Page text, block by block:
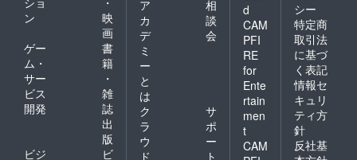
ン
映
画
ゲー
ム・
サー
ビス
開発
書
籍
・
雑
誌
出
版
ビジ
ビ
ア
カ
デ
ミ
ー
と
は
相
談
会
ク
ラ
ウ
ド
サ
ポ
ー
ト
d
CAM
PFI
RE
for
Ente
rtain
men
t
CAM
シー
特定商
取引法
に基づ
く表記
情報セ
キュリ
ティ方
針
反社基